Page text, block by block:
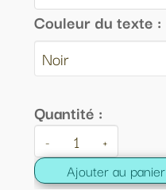
Couleur du texte :
Quantité :
- +
Ajouter au panier